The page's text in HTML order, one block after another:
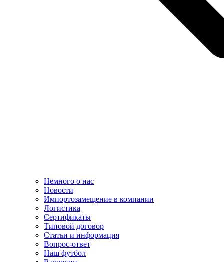
Немного о нас
Новости
Импортозамещение в компании
Логистика
Сертификаты
Типовой договор
Статьи и информация
Вопрос-ответ
Наш футбол